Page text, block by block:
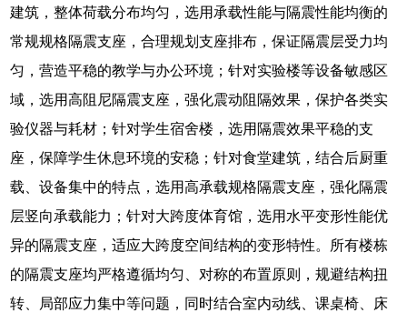
建筑，整体荷载分布均匀，选用承载性能与隔震性能均衡的
常规规格隔震支座，合理规划支座排布，保证隔震层受力均
匀，营造平稳的教学与办公环境；针对实验楼等设备敏感区
域，选用高阻尼隔震支座，强化震动阻隔效果，保护各类实
验仪器与耗材；针对学生宿舍楼，选用隔震效果平稳的支
座，保障学生休息环境的安稳；针对食堂建筑，结合后厨重
载、设备集中的特点，选用高承载规格隔震支座，强化隔震
层竖向承载能力；针对大跨度体育馆，选用水平变形性能优
异的隔震支座，适应大跨度空间结构的变形特性。所有楼栋
的隔震支座均严格遵循均匀、对称的布置原则，规避结构扭
转、局部应力集中等问题，同时结合室内动线、课桌椅、床